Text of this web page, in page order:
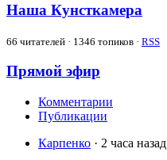
Наша Кунсткамера
66 читателей · 1346 топиков · RSS
Прямой эфир
Комментарии
Публикации
Карпенко · 2 часа назад